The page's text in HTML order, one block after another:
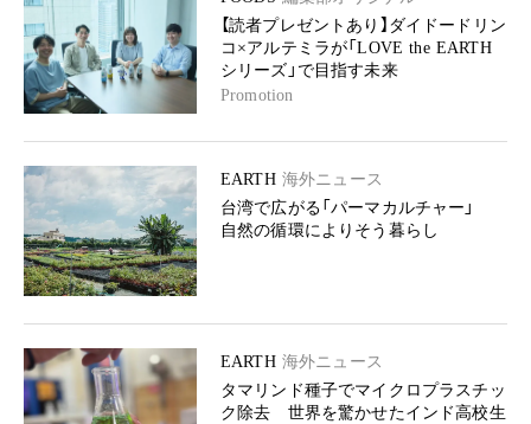
【読者プレゼントあり】ダイドードリン
コ×アルテミラが「LOVE the EARTH
シリーズ」で目指す未来
Promotion
EARTH 海外ニュース
台湾で広がる「パーマカルチャー」
自然の循環によりそう暮らし
EARTH 海外ニュース
タマリンド種子でマイクロプラスチッ
ク除去 世界を驚かせたインド高校生